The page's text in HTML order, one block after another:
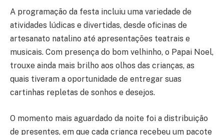
A programação da festa incluiu uma variedade de
atividades lúdicas e divertidas, desde oficinas de
artesanato natalino até apresentações teatrais e
musicais. Com presença do bom velhinho, o Papai Noel,
trouxe ainda mais brilho aos olhos das crianças, as
quais tiveram a oportunidade de entregar suas
cartinhas repletas de sonhos e desejos.
O momento mais aguardado da noite foi a distribuição
de presentes, em que cada criança recebeu um pacote